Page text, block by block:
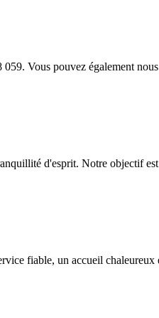
Vous pouvez également
d'esprit. Notre objectif
fiable, un accueil